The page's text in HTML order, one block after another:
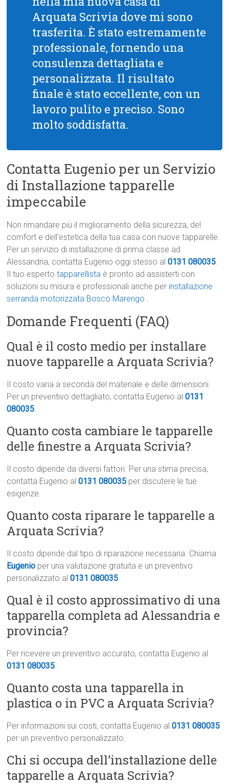
Arquata Scrivia dove mi sono
trasferita. È stato estremamente
professionale, fornendo una
consulenza dettagliata e
personalizzata. Il risultato
finale è stato eccellente, con un
lavoro pulito e preciso. Sono
molto soddisfatta.
Contatta Eugenio per un Servizio
di Installazione tapparelle
impeccabile
Non rimandare più il miglioramento della sicurezza, del
comfort e dell’estetica della tua casa con nuove tapparelle.
Per un servizio di installazione di prima classe ad
Alessandria, contatta Eugenio oggi stesso al0131 080035.
Il tuo espertotapparellista è pronto ad assisterti con
soluzioni su misura e professionali anche per installazione
serranda motorizzata Bosco Marengo .
Domande Frequenti (FAQ)
Qual è il costo medio per installare
nuove tapparelle a Arquata Scrivia?
Il costo varia a seconda del materiale e delle dimensioni.
Per un preventivo dettagliato, contatta Eugenio al0131
080035.
Quanto costa cambiare le tapparelle
delle finestre a Arquata Scrivia?
Il costo dipende da diversi fattori. Per una stima precisa,
contatta Eugenio al0131 080035 per discutere le tue
esigenze.
Quanto costa riparare le tapparelle a
Arquata Scrivia?
Il costo dipende dal tipo di riparazione necessaria. Chiama
Eugenio per una valutazione gratuita e un preventivo
personalizzato al0131 080035.
Qual è il costo approssimativo di una
tapparella completa ad Alessandria e
provincia?
Per ricevere un preventivo accurato, contatta Eugenio al
0131 080035.
Quanto costa una tapparella in
plastica o in PVC a Arquata Scrivia?
Per informazioni sui costi, contatta Eugenio al0131 080035
per un preventivo personalizzato.
Chi si occupa dell’installazione delle
tapparelle a Arquata Scrivia?